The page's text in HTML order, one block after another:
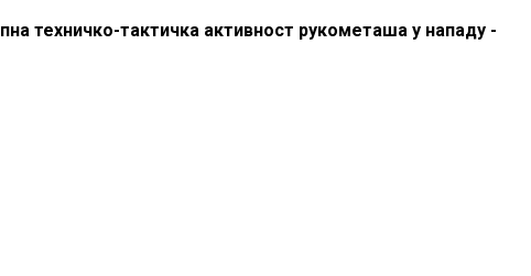
техничко-тактичка активност рукометаша у нападу -